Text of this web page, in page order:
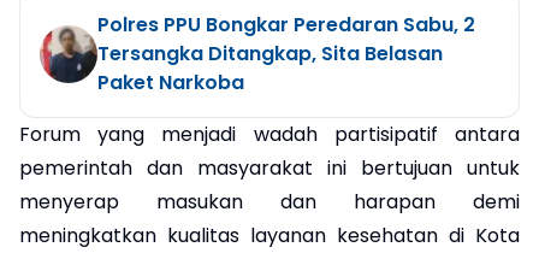
Polres PPU Bongkar Peredaran Sabu, 2
Tersangka Ditangkap, Sita Belasan
Paket Narkoba
Forum yang menjadi wadah partisipatif antara
pemerintah dan masyarakat ini bertujuan untuk
menyerap masukan dan harapan demi
meningkatkan kualitas layanan kesehatan di Kota